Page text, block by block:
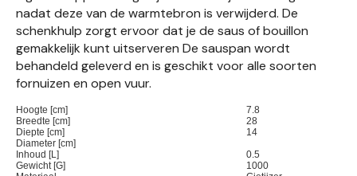
nadat deze van de warmtebron is verwijderd. De
schenkhulp zorgt ervoor dat je de saus of bouillon
gemakkelijk kunt uitserveren De sauspan wordt
behandeld geleverd en is geschikt voor alle soorten
fornuizen en open vuur.
Hoogte [cm]
7.8
Breedte [cm]
28
Diepte [cm]
14
Diameter [cm]
Inhoud [L]
0.5
Gewicht [G]
1000